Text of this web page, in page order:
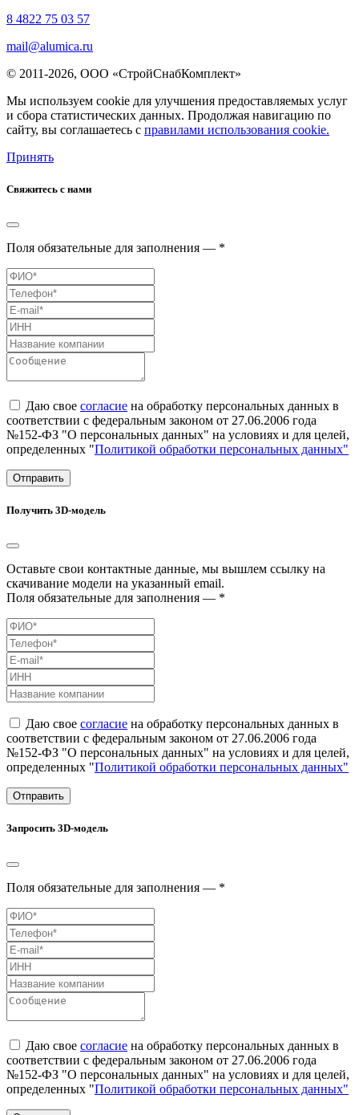
8 4822 75 03 57
mail@alumica.ru
© 2011-2026, ООО «СтройСнабКомплект»
Мы используем cookie для улучшения предоставляемых услуг
и сбора статистических данных. Продолжая навигацию по
сайту, вы соглашаетесь с правилами использования cookie.
Принять
Свяжитесь с нами
Поля обязательные для заполнения — *
Даю свое согласие на обработку персональных данных в
соответствии с федеральным законом от 27.06.2006 года
№152-ФЗ "О персональных данных" на условиях и для целей,
определенных "Политикой обработки персональных данных"
Отправить
Получить 3D-модель
Оставьте свои контактные данные, мы вышлем ссылку на
скачивание модели на указанный email.
Поля обязательные для заполнения — *
Даю свое согласие на обработку персональных данных в
соответствии с федеральным законом от 27.06.2006 года
№152-ФЗ "О персональных данных" на условиях и для целей,
определенных "Политикой обработки персональных данных"
Отправить
Запросить 3D-модель
Поля обязательные для заполнения — *
Даю свое согласие на обработку персональных данных в
соответствии с федеральным законом от 27.06.2006 года
№152-ФЗ "О персональных данных" на условиях и для целей,
определенных "Политикой обработки персональных данных"